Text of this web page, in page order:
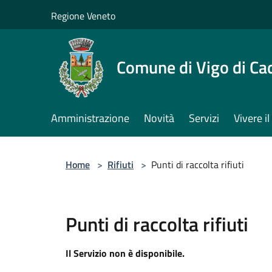
Regione Veneto
Comune di Vigo di
Amministrazione Novità Servizi Vivere
Home > Rifiuti > Punti di raccolta rifiuti
Punti di raccolta rifiuti
Il Servizio non è disponibile.